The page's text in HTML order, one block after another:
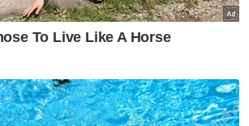
dia mempunyai alasan
sate 50 sen secucuk kerana
rezeki.
sate semurah 50 sen secucuk